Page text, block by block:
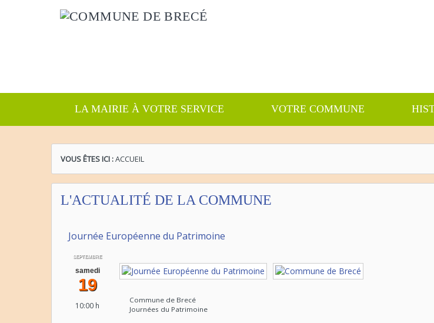
LA MAIRIE À VOTRE SERVICE VOTRE COMMUNE
VOUS ÊTES ICI :ACCUEIL
L'ACTUALITÉ DE LA COMMUNE
Journée Européenne du Patrimoine
SEPTEMBRE
samedi
19
10:00 h
Commune de Brecé
Journées du Patrimoine